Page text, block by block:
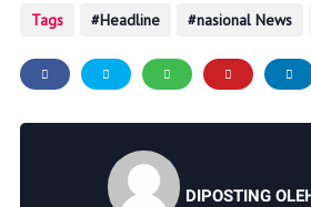
Tags Headline nasional News
DIPOSTING